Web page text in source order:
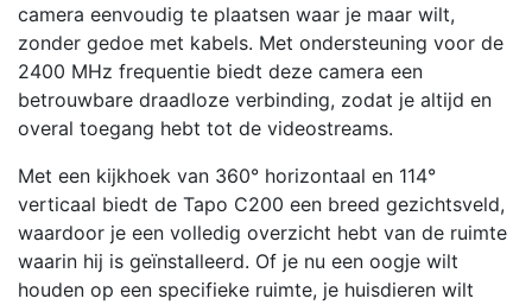
camera eenvoudig te plaatsen waar je maar wilt,
zonder gedoe met kabels. Met ondersteuning voor de
2400 MHz frequentie biedt deze camera een
betrouwbare draadloze verbinding, zodat je altijd en
overal toegang hebt tot de videostreams.
Met een kijkhoek van 360° horizontaal en 114°
verticaal biedt de Tapo C200 een breed gezichtsveld,
waardoor je een volledig overzicht hebt van de ruimte
waarin hij is geïnstalleerd. Of je nu een oogje wilt
houden op een specifieke ruimte, je huisdieren wilt